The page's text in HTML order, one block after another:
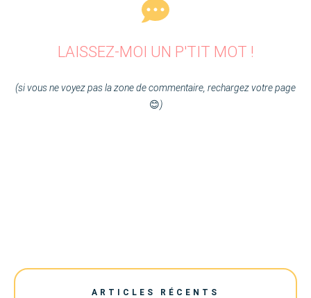
LAISSEZ-MOI UN P'TIT MOT !
(si vous ne voyez pas la zone de commentaire, rechargez votre page
😊)
ARTICLES RÉCENTS